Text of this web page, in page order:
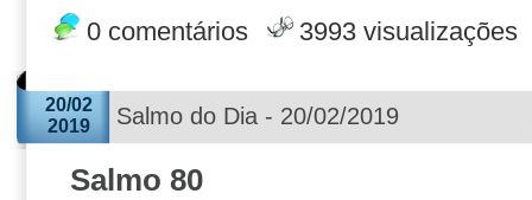
0 comentários 3993 visualizações
20/02
2019
Salmo do Dia - 20/02/2019
Salmo 80